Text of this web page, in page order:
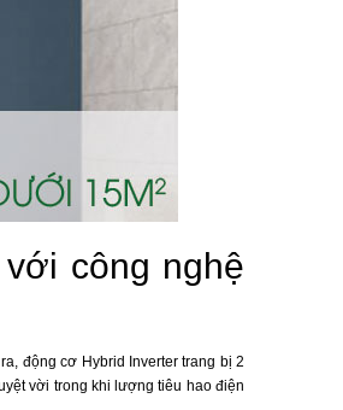
công nghệ
động cơ Hybrid Inverter trang bị 2
vời trong khi lượng tiêu hao điện